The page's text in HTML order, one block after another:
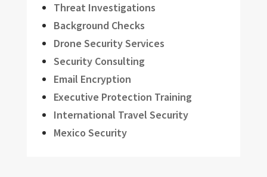
Threat Investigations
Background Checks
Drone Security Services
Security Consulting
Email Encryption
Executive Protection Training
International Travel Security
Mexico Security